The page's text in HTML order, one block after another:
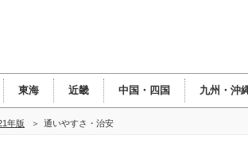
東海 近畿 中国・四国 九州・沖
年版 通いやすさ・治安